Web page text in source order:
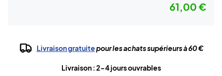
61,00 €
Livraison gratuitepour les achats supérieurs à 60 €
Livraison : 2-4 jours ouvrables